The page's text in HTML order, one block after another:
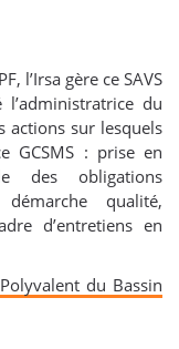
l’Irsa gère ce SAVS
du
actions sur lesquels
GCSMS : prise en
des obligations
qualité,
d’entretiens en
du Bassin